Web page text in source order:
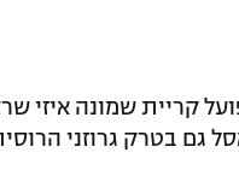
קריית שמונה איזי
גם בטרק גרוזני